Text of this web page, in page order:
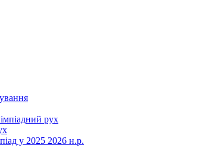
рух
у 2025 2026 н.р.